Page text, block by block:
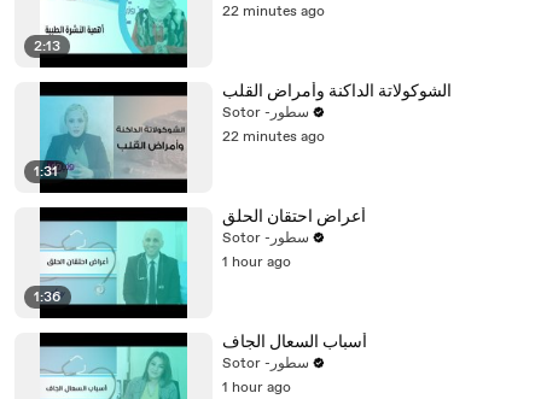
2:13
22 minutes ago
1:31
الشوكولاتة الداكنة وأمراض القلب
Sotor -سطور
22 minutes ago
1:36
أعراض احتقان الحلق
Sotor -سطور
1 hour ago
أسباب السعال الجاف
Sotor -سطور
1 hour ago